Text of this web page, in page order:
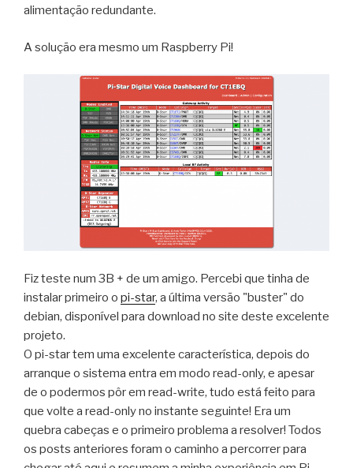
alimentação redundante.
A solução era mesmo um Raspberry Pi!
Fiz teste num 3B + de um amigo. Percebi que tinha de
instalar primeiro o pi-star, a última versão "buster" do
debian, disponível para download no site deste excelente
projeto.
O pi-star tem uma excelente característica, depois do
arranque o sistema entra em modo read-only, e apesar
de o podermos pôr em read-write, tudo está feito para
que volte a read-only no instante seguinte! Era um
quebra cabeças e o primeiro problema a resolver! Todos
os posts anteriores foram o caminho a percorrer para